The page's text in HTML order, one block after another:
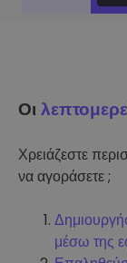
Οι
Χρειάζεστε
να αγοράσετε ;
μέσω της